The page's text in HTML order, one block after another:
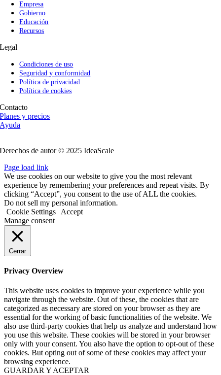
Empresa
Gobierno
Educación
Recursos
Legal
Condiciones de uso
Seguridad y conformidad
Política de privacidad
Política de cookies
Contacto
Planes y precios
Ayuda
Derechos de autor © 2025 IdeaScale
Page load link
We use cookies on our website to give you the most relevant
experience by remembering your preferences and repeat visits. By
clicking “Accept”, you consent to the use of ALL the cookies.
Do not sell my personal information.
Cookie Settings
Accept
Manage consent
Cerrar
Privacy Overview
This website uses cookies to improve your experience while you
navigate through the website. Out of these, the cookies that are
categorized as necessary are stored on your browser as they are
essential for the working of basic functionalities of the website. We
also use third-party cookies that help us analyze and understand how
you use this website. These cookies will be stored in your browser
only with your consent. You also have the option to opt-out of these
cookies. But opting out of some of these cookies may affect your
browsing experience.
GUARDAR Y ACEPTAR